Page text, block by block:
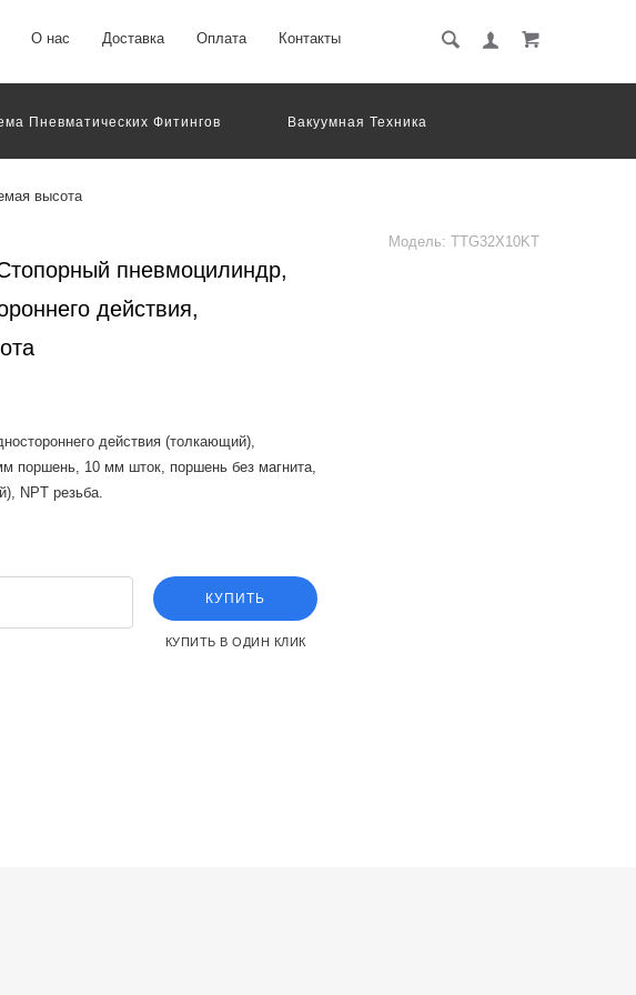
О нас Доставка Оплата Контакты
Пневматических Фитингов
Вакуумная Техника
Приводы
высота
Модель: TTG32X10KT
пневмоцилиндр,
действия,
действия (толкающий),
поршень, 10 мм шток, поршень без магнита,
NPT резьба.
КУПИТЬ
КУПИТЬ В ОДИН КЛИК